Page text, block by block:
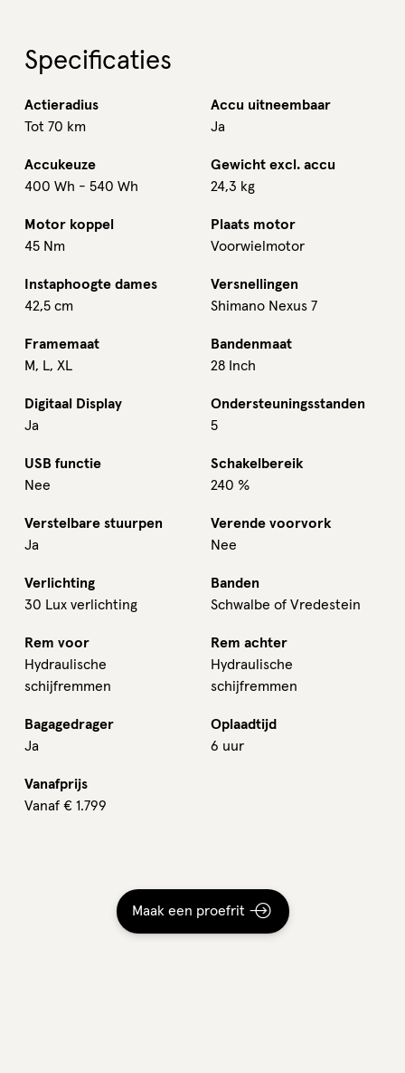
Specificaties
Actieradius
Tot 70 km
Accu uitneembaar
Ja
Accukeuze
400 Wh - 540 Wh
Gewicht excl. accu
24,3 kg
Motor koppel
45 Nm
Plaats motor
Voorwielmotor
Instaphoogte dames
42,5 cm
Versnellingen
Shimano Nexus 7
Framemaat
M, L, XL
Bandenmaat
28 Inch
Digitaal Display
Ja
Ondersteuningsstanden
5
USB functie
Nee
Schakelbereik
240 %
Verstelbare stuurpen
Ja
Verende voorvork
Nee
Verlichting
30 Lux verlichting
Banden
Schwalbe of Vredestein
Rem voor
Hydraulische
schijfremmen
Rem achter
Hydraulische
schijfremmen
Bagagedrager
Ja
Oplaadtijd
6 uur
Vanafprijs
Vanaf € 1.799
Maak een proefrit